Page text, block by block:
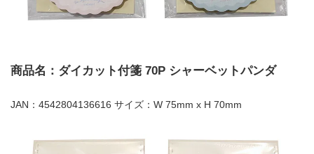
商品名：ダイカット付箋 70P シャーベットパンダ
JAN：4542804136616 サイズ：W 75mm x H 70mm